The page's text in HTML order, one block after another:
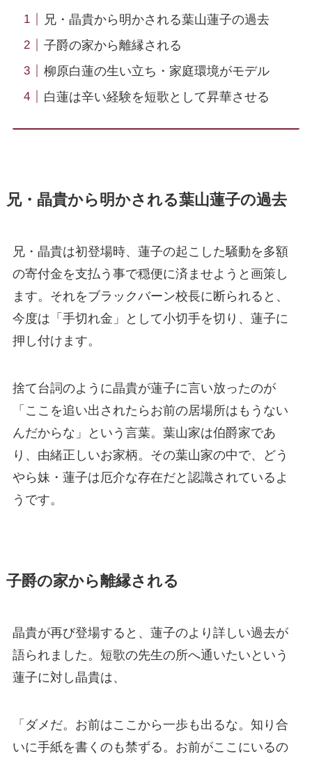
兄・晶貴から明かされる葉山蓮子の過去
子爵の家から離縁される
柳原白蓮の生い立ち・家庭環境がモデル
白蓮は辛い経験を短歌として昇華させる
兄・晶貴から明かされる葉山蓮子の過去
兄・晶貴は初登場時、蓮子の起こした騒動を多額
の寄付金を支払う事で穏便に済ませようと画策し
ます。それをブラックバーン校長に断られると、
今度は「手切れ金」として小切手を切り、蓮子に
押し付けます。
捨て台詞のように晶貴が蓮子に言い放ったのが
「ここを追い出されたらお前の居場所はもうない
んだからな」という言葉。葉山家は伯爵家であ
り、由緒正しいお家柄。その葉山家の中で、どう
やら妹・蓮子は厄介な存在だと認識されているよ
うです。
子爵の家から離縁される
晶貴が再び登場すると、蓮子のより詳しい過去が
語られました。短歌の先生の所へ通いたいという
蓮子に対し晶貴は、
「ダメだ。お前はここから一歩も出るな。知り合
いに手紙を書くのも禁ずる。お前がここにいるの